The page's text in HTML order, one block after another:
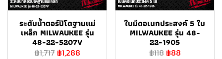
ระดับน้ำตอร์ปิโดฐานแม่
เหล็ก MILWAUKEE รุ่น
48-22-5207V
฿1,717 ฿1,288
ใบมีดอเนกประสงค์ 5 ใบ
MILWAUKEE รุ่น 48-
22-1905
฿118 ฿88